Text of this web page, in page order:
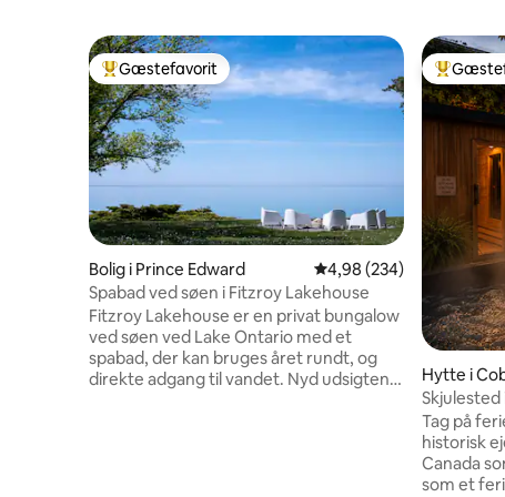
Bedste gæstefavorit
Gæstefavorit
Bolig i Prince Edward 4,98 ud af 5 i
4,98 (234)
Spabad ved søen i Fitzroy Lakehouse
Fitzroy Lakehouse er en privat bungalow
ved søen ved Lake Ontario med et
spabad, der kan bruges året rundt, og
direkte adgang til vandet. Nyd udsigten
Bedste
Hytte i
Skjulested
sauna, pejs
Tag på
historisk ejendom.
Canada
som et